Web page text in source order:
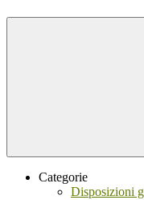
Categorie
Disposizioni